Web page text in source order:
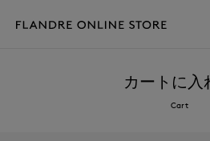
カートに入
Cart